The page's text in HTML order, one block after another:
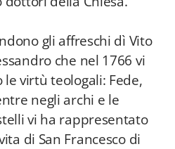
gli affreschi dì Vito
che nel 1766 vi
virtù teologali: Fede,
negli archi e le
vi ha rappresentato
di San Francesco di